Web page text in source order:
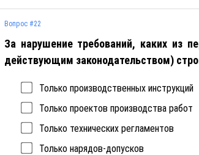
Вопрос #22
За нарушение требований, каких из
действующим законодательством)
Только производственных инструкций
Только проектов производства работ
Только технических регламентов
Только нарядов-допусков